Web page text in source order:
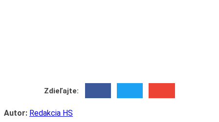
Zdieľajte:
Autor: Redakcia HS